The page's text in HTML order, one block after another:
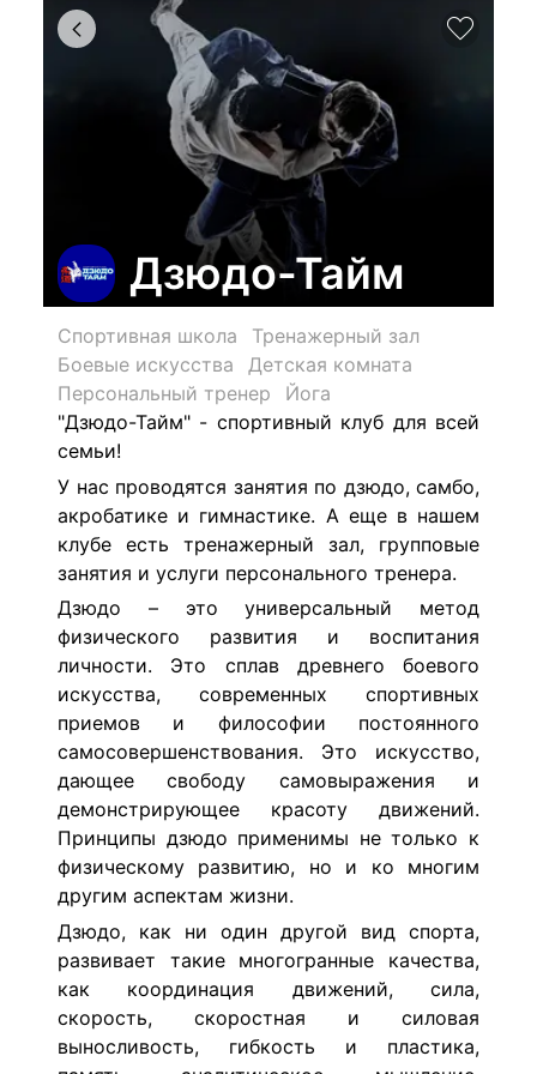
Дзюдо-Тайм
Спортивная школа
Тренажерный зал
Боевые искусства
Детская комната
Персональный тренер
Йога
"Дзюдо-Тайм" - спортивный клуб для всей
семьи!
У нас проводятся занятия по дзюдо, самбо,
акробатике и гимнастике. А еще в нашем
клубе есть тренажерный зал, групповые
занятия и услуги персонального тренера.
Дзюдо – это универсальный метод
физического развития и воспитания
личности. Это сплав древнего боевого
искусства, современных спортивных
приемов и философии постоянного
самосовершенствования. Это искусство,
дающее свободу самовыражения и
демонстрирующее красоту движений.
Принципы дзюдо применимы не только к
физическому развитию, но и ко многим
другим аспектам жизни.
Дзюдо, как ни один другой вид спорта,
развивает такие многогранные качества,
как координация движений, сила,
скорость, скоростная и силовая
выносливость, гибкость и пластика,